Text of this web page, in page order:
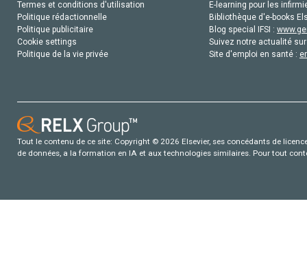
Termes et conditions d'utilisation
Politique rédactionnelle
Politique publicitaire
Cookie settings
Politique de la vie privée
E-learning pour les
Bibliothèque d'e-books
Blog special IFSI :
Suivez notre actualité
Site d'emploi en santé :
Tout le contenu de ce site: Copyright © 2026 Elsevier, ses concédants de
de données, a la formation en IA et aux technologies similaires. Pour tout